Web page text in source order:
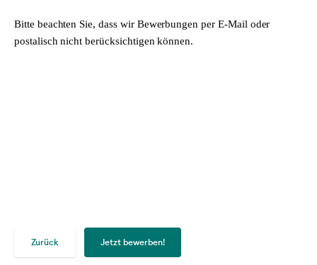
Bitte beachten Sie, dass wir Bewerbungen per E-Mail oder
postalisch nicht berücksichtigen können.
Zurück Jetzt bewerben!